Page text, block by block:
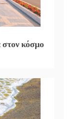
κόσμο